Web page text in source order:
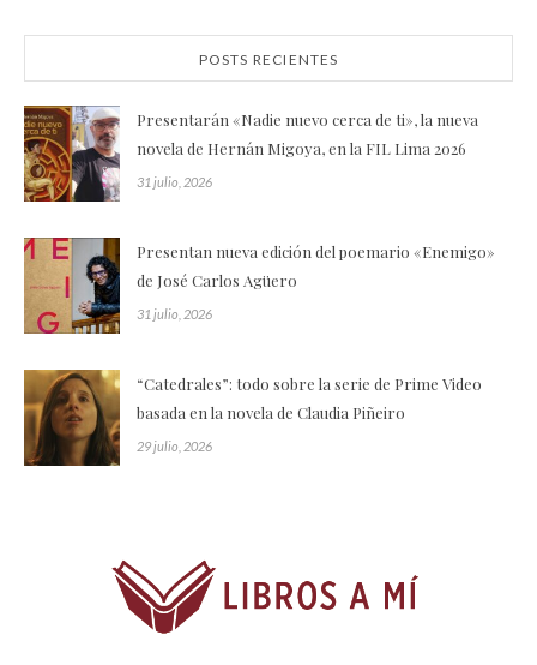
POSTS RECIENTES
Presentarán «Nadie nuevo cerca de ti», la nueva
novela de Hernán Migoya, en la FIL Lima 2026
31 julio, 2026
Presentan nueva edición del poemario «Enemigo»
de José Carlos Agüero
31 julio, 2026
“Catedrales”: todo sobre la serie de Prime Video
basada en la novela de Claudia Piñeiro
29 julio, 2026